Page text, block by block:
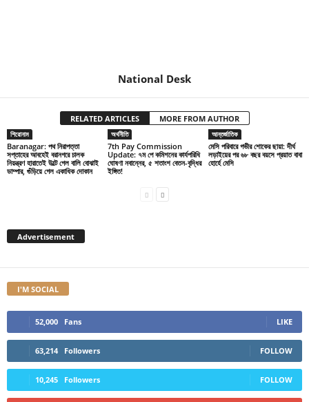
National Desk
RELATED ARTICLES MORE FROM AUTHOR
শিরোনাম
Baranagar: পথ নিরাপত্তা
সপ্তাহের আবহেই বরানগরে চালক
নিয়ন্ত্রণ হারাতেই উল্টে গেল বালি বোঝাই
ডাম্পার, গুঁড়িয়ে গেল একাধিক দোকান
অর্থনীতি
7th Pay Commission
Update: ৭ম পে কমিশনের কার্যপরিধি
ঘোষণা নবান্নের, ৫ শতাংশ বেতন-বৃদ্ধির
ইঙ্গিত!
আন্তর্জাতিক
মেসি পরিবারে গভীর শোকের ছায়া: দীর্ঘ
লড়াইয়ের পর ৬৮ বছর বয়সে প্রয়াত বাবা
হোর্হে মেসি
Advertisement
I'M SOCIAL
52,000 Fans LIKE
63,214 Followers FOLLOW
10,245 Followers FOLLOW